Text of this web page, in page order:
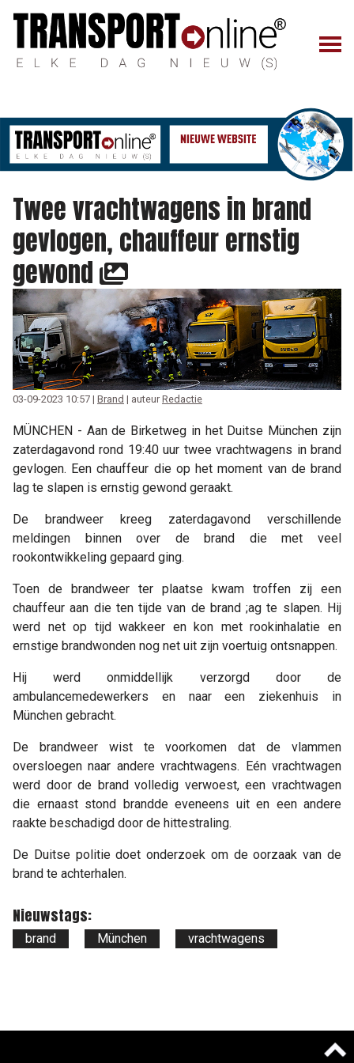
Twee vrachtwagens in brand
gevlogen, chauffeur ernstig
gewond
03-09-2023 10:57 | Brand | auteur Redactie
MÜNCHEN - Aan de Birketweg in het Duitse München zijn
zaterdagavond rond 19:40 uur twee vrachtwagens in brand
gevlogen. Een chauffeur die op het moment van de brand
lag te slapen is ernstig gewond geraakt.
De brandweer kreeg zaterdagavond verschillende
meldingen binnen over de brand die met veel
rookontwikkeling gepaard ging.
Toen de brandweer ter plaatse kwam troffen zij een
chauffeur aan die ten tijde van de brand ;ag te slapen. Hij
werd net op tijd wakkeer en kon met rookinhalatie en
ernstige brandwonden nog net uit zijn voertuig ontsnappen.
Hij werd onmiddellijk verzorgd door de
ambulancemedewerkers en naar een ziekenhuis in
München gebracht.
De brandweer wist te voorkomen dat de vlammen
oversloegen naar andere vrachtwagens. Eén vrachtwagen
werd door de brand volledig verwoest, een vrachtwagen
die ernaast stond brandde eveneens uit en een andere
raakte beschadigd door de hittestraling.
De Duitse politie doet onderzoek om de oorzaak van de
brand te achterhalen.
Nieuwstags:
brand München vrachtwagens